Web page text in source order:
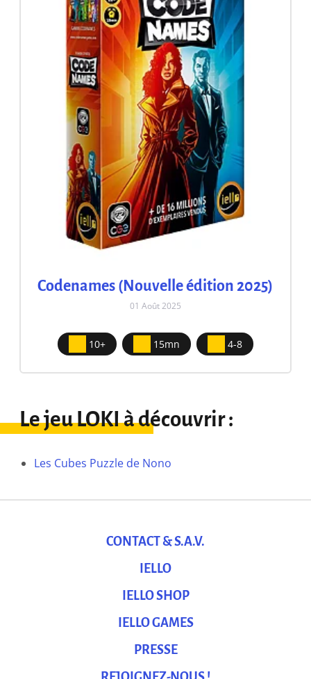
Codenames (Nouvelle édition 2025)
01 Août 2025
10+ 15mn 4-8
Le jeu LOKI à découvrir :
Les Cubes Puzzle de Nono
CONTACT & S.A.V.
IELLO
IELLO SHOP
IELLO GAMES
PRESSE